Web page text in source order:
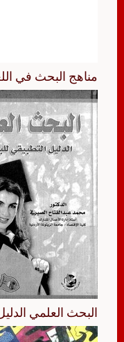
مناهج البحث في
البحث العلمي